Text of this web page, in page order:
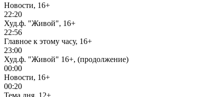
Новости, 16+
22:20
Худ.ф. "Живой", 16+
22:56
Главное к этому часу, 16+
23:00
Худ.ф. "Живой" 16+, (продолжение)
00:00
Новости, 16+
00:20
Тема дня, 12+